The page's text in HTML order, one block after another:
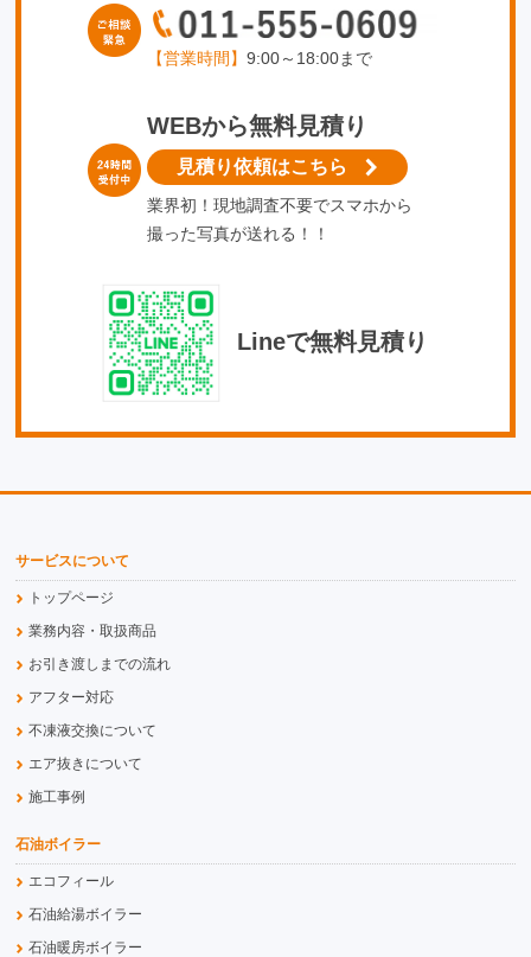
【営業時間】 9:00～18:00まで
WEBから無料見積り
見積り依頼はこちら
業界初！現地調査不要でスマホから
撮った写真が送れる！！
Lineで無料見積り
サービスについて
トップページ
業務内容・取扱商品
お引き渡しまでの流れ
アフター対応
不凍液交換について
エア抜きについて
施工事例
石油ボイラー
エコフィール
石油給湯ボイラー
石油暖房ボイラー